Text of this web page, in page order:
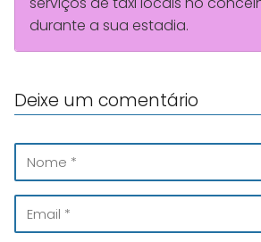
durante a sua estadia.
Deixe um comentário